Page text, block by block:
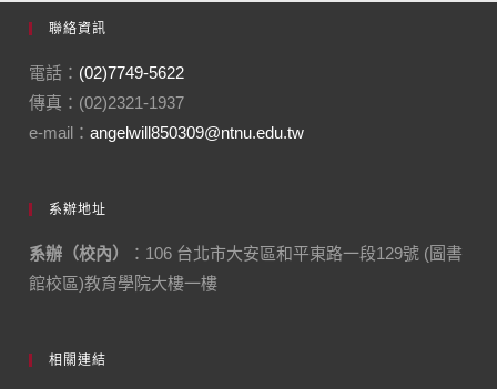
聯絡資訊
電話： (02)7749-5622
傳真：(02)2321-1937
e-mail：angelwill850309@ntnu.edu.tw
系辦地址
系辦（校內）
：106 台北市大安區和平東路一段129號 (圖書
館校區)教育學院大樓一樓
相關連結